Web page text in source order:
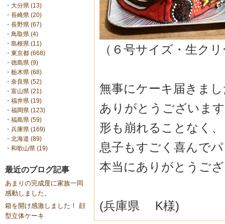
・ 大分県 (13)
・ 長崎県 (20)
・ 長野県 (67)
・ 鳥取県 (4)
・ 島根県 (11)
・ 東京都 (668)
・ 徳島県 (9)
・ 栃木県 (68)
・ 奈良県 (52)
・ 富山県 (21)
・ 福井県 (19)
・ 福岡県 (123)
・ 福島県 (59)
・ 兵庫県 (169)
・ 北海道 (89)
・ 和歌山県 (19)
最近のブログ記事
あまりの完成度に家族一同
感動しました。
箱を開け感激しました！ 顔
型立体ケーキ
（６号サイズ・生ク
無事にケーキ届きま
ありがとうございま
形も崩れることなく
息子もすごく喜んで
本当にありがとうご
(兵庫県 K様)